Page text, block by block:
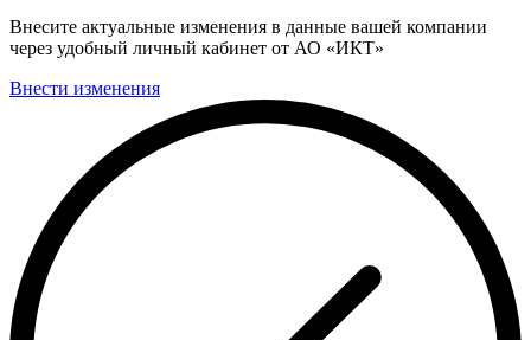
Внесите актуальные изменения в данные вашей компании
через удобный личный кабинет от АО «ИКТ»
Внести изменения